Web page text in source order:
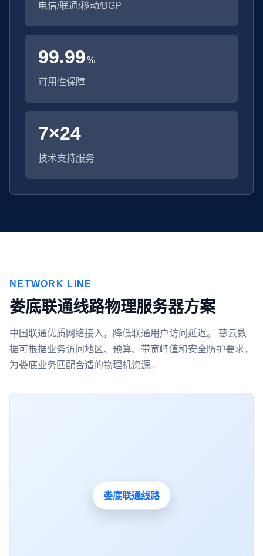
电信/联通/移动/BGP
99.99%
可用性保障
7×24
技术支持服务
NETWORK LINE
娄底联通线路物理服务器方案
中国联通优质网络接入，降低联通用户访问延迟。 慈云数
据可根据业务访问地区、预算、带宽峰值和安全防护要求，
为娄底业务匹配合适的物理机资源。